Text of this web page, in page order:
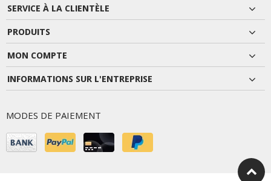
SERVICE À LA CLIENTÈLE
PRODUITS
MON COMPTE
INFORMATIONS SUR L'ENTREPRISE
MODES DE PAIEMENT